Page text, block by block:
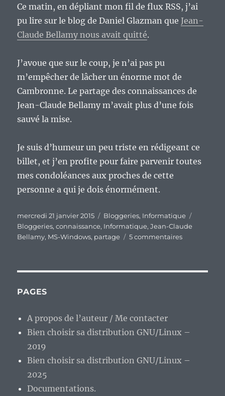
Ce matin, en dépliant mon fil de flux RSS, j’ai
pu lire sur le blog de Daniel Glazman que Jean-
Claude Bellamy nous avait quitté.
J’avoue que sur le coup, je n’ai pas pu
m’empêcher de lâcher un énorme mot de
Cambronne. Le partage des connaissances de
Jean-Claude Bellamy m’avait plus d’une fois
sauvé la mise.
Je suis d’humeur un peu triste en rédigeant ce
billet, et j’en profite pour faire parvenir toutes
mes condoléances aux proches de cette
personne a qui je dois énormément.
Publié
le
mercredi 21 janvier 2015 Catégories
Bloggeries, Informatique
Bloggeries,connaissance, Informatique,Jean-Claude
Bellamy, MS-Windows, partage 5 commentairessur
prendre
PAGES
A propos de l’auteur / Me contacter
Bien choisir sa distribution GNU/Linux –
2019
Bien choisir sa distribution GNU/Linux –
2025
Documentations.